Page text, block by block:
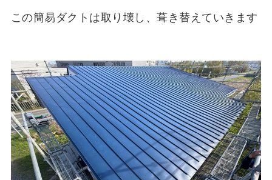
この簡易ダクトは取り壊し、葺き替えていきます